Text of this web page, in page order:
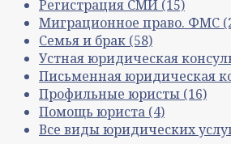
Регистрация СМИ (15)
Миграционное право. ФМС
Семья и брак (58)
Устная юридическая
Письменная юридическая
Профильные юристы (16)
Помощь юриста (4)
Все виды юридических